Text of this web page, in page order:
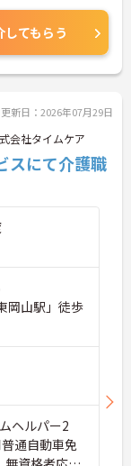
安
同
週3
さ
してもらう
更新日：2026年07月29日
会社タイムケア
スにて介護職
岡山駅」徒歩
ヘルパー2
通自動車免